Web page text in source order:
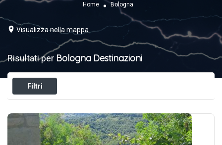
Home Bologna
Visualizza nella mappa
Risultati per Bologna Destinazioni
Filtri